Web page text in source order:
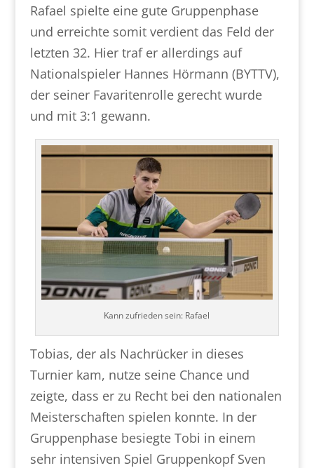
Rafael spielte eine gute Gruppenphase
und erreichte somit verdient das Feld der
letzten 32. Hier traf er allerdings auf
Nationalspieler Hannes Hörmann (BYTTV),
der seiner Favaritenrolle gerecht wurde
und mit 3:1 gewann.
Kann zufrieden sein: Rafael
Tobias, der als Nachrücker in dieses
Turnier kam, nutze seine Chance und
zeigte, dass er zu Recht bei den nationalen
Meisterschaften spielen konnte. In der
Gruppenphase besiegte Tobi in einem
sehr intensiven Spiel Gruppenkopf Sven